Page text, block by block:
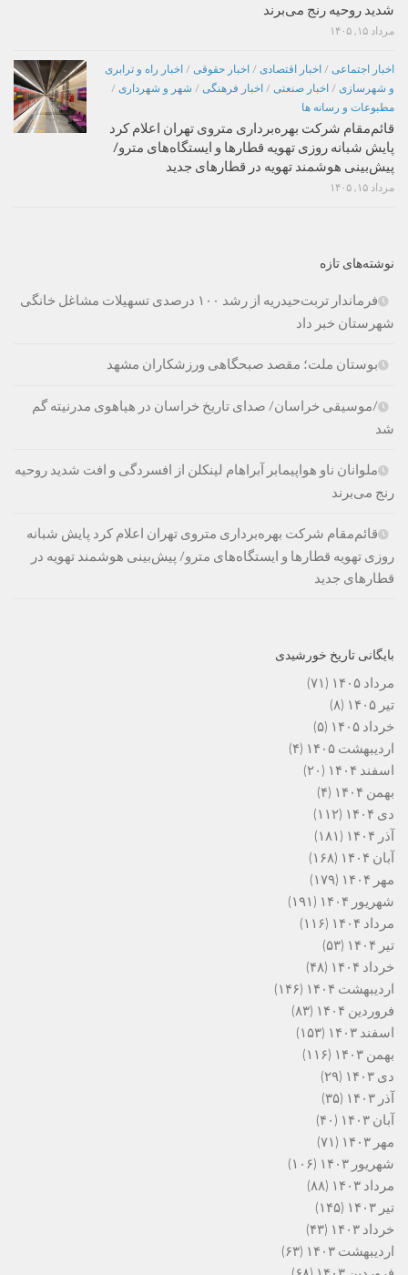
شدید روحیه رنج می‌برند
مرداد ۱۵, ۱۴۰۵
اخبار اجتماعی / اخبار اقتصادی / اخبار حقوقی / اخبار راه و ترابری
و شهرسازی / اخبار صنعتی / اخبار فرهنگی / شهر و شهرداری /
مطبوعات و رسانه ها
قائم‌مقام شرکت بهره‌برداری متروی تهران اعلام کرد
پایش شبانه روزی تهویه قطارها و ایستگاه‌های مترو/
پیش‌بینی هوشمند تهویه در قطارهای جدید
مرداد ۱۵, ۱۴۰۵
نوشته‌های تازه
فرماندار تربت‌حیدریه از رشد ۱۰۰ درصدی تسهیلات مشاغل خانگی
شهرستان خبر داد
بوستان ملت؛ مقصد صبحگاهی ورزشکاران مشهد
/موسیقی خراسان/ صدای تاریخ خراسان در هیاهوی مدرنیته گم
شد
ملوانان ناو هواپیمابر آبراهام لینکلن از افسردگی و افت شدید روحیه
رنج می‌برند
قائم‌مقام شرکت بهره‌برداری متروی تهران اعلام کرد پایش شبانه
روزی تهویه قطارها و ایستگاه‌های مترو/ پیش‌بینی هوشمند تهویه در
قطارهای جدید
بایگانی تاریخ خورشیدی
مرداد ۱۴۰۵
(۷۱)
تیر ۱۴۰۵
(۸)
خرداد ۱۴۰۵
(۵)
اردیبهشت ۱۴۰۵
(۴)
اسفند ۱۴۰۴
(۲۰)
بهمن ۱۴۰۴
(۴)
دی ۱۴۰۴
(۱۱۲)
آذر ۱۴۰۴
(۱۸۱)
آبان ۱۴۰۴
(۱۶۸)
مهر ۱۴۰۴
(۱۷۹)
شهریور ۱۴۰۴
(۱۹۱)
مرداد ۱۴۰۴
(۱۱۶)
تیر ۱۴۰۴
(۵۳)
خرداد ۱۴۰۴
(۴۸)
اردیبهشت ۱۴۰۴
(۱۴۶)
فروردین ۱۴۰۴
(۸۳)
اسفند ۱۴۰۳
(۱۵۳)
بهمن ۱۴۰۳
(۱۱۶)
دی ۱۴۰۳
(۲۹)
آذر ۱۴۰۳
(۳۵)
آبان ۱۴۰۳
(۴۰)
مهر ۱۴۰۳
(۷۱)
شهریور ۱۴۰۳
(۱۰۶)
مرداد ۱۴۰۳
(۸۸)
تیر ۱۴۰۳
(۱۴۵)
خرداد ۱۴۰۳
(۴۳)
اردیبهشت ۱۴۰۳
(۶۳)